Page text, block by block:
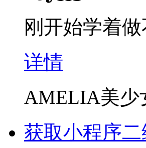
刚开始学着
详情
AMELIA美少
获取小程序